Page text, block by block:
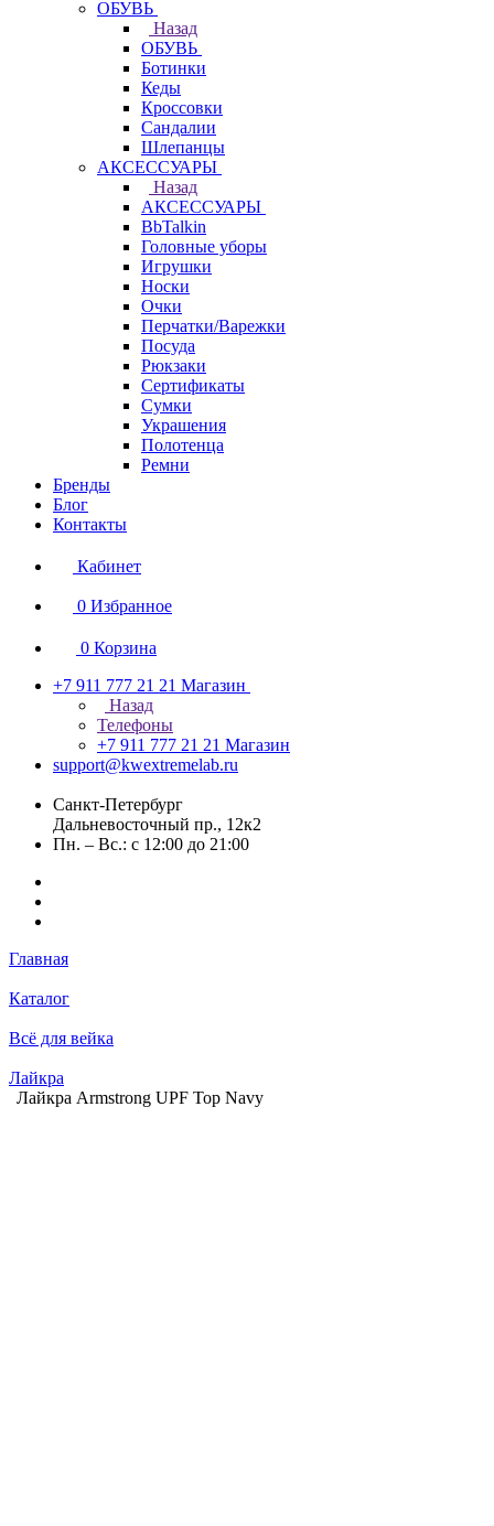
ОБУВЬ
Назад
ОБУВЬ
Ботинки
Кеды
Кроссовки
Сандалии
Шлепанцы
АКСЕССУАРЫ
Назад
АКСЕССУАРЫ
BbTalkin
Головные уборы
Игрушки
Носки
Очки
Перчатки/Варежки
Посуда
Рюкзаки
Сертификаты
Сумки
Украшения
Полотенца
Ремни
Бренды
Блог
Контакты
Кабинет
0 Избранное
0 Корзина
+7 911 777 21 21 Магазин
Назад
Телефоны
+7 911 777 21 21 Магазин
support@kwextremelab.ru
Санкт-Петербург
Дальневосточный пр., 12к2
Пн. – Вс.: с 12:00 до 21:00
Главная
Каталог
Всё для вейка
Лайкра
Лайкра Armstrong UPF Top Navy